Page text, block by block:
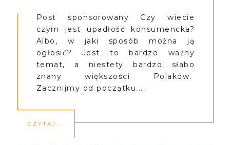
Post sponsorowany Czy wiecie
czym jest upadłość konsumencka?
Albo, w jaki sposób można ją
ogłosić? Jest to bardzo ważny
temat, a niestety bardzo słabo
znany większości Polaków.
Zacznijmy od początku....
CZYTAJ...